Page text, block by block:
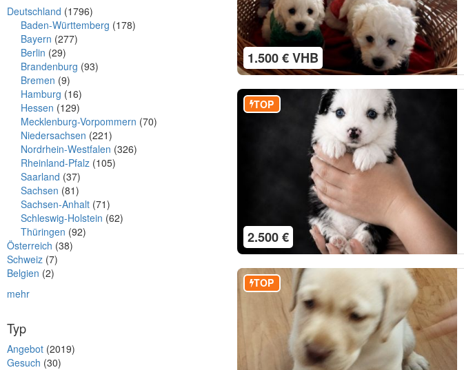
Deutschland (1796)
Baden-Württemberg (178)
Bayern (277)
Berlin (29)
Brandenburg (93)
Bremen (9)
Hamburg (16)
Hessen (129)
Mecklenburg-Vorpommern (70)
Niedersachsen (221)
Nordrhein-Westfalen (326)
Rheinland-Pfalz (105)
Saarland (37)
Sachsen (81)
Sachsen-Anhalt (71)
Schleswig-Holstein (62)
Thüringen (92)
Österreich (38)
Schweiz (7)
Belgien (2)
mehr
Typ
Angebot (2019)
Gesuch (30)
1.500 € VHB
2.500 €
TOP
TOP